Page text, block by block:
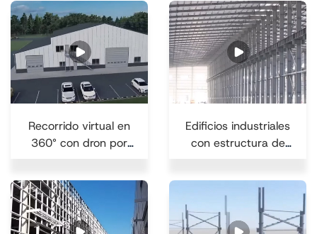
Recorrido virtual en
360° con dron por
estructura de acero
inteligente, donde la
tecnología...
Edificios industriales
con estructura de